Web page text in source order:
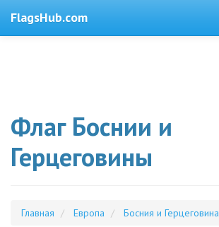
FlagsHub.com
Флаг Боснии и
Герцеговины
Главная Европа Босния и Герцеговина